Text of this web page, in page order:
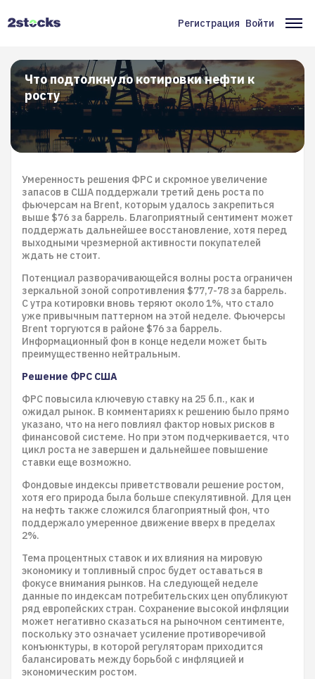
Меню
учётной
записи
пользователя
Регистрация Войти
Что подтолкнуло котировки нефти к
росту
Умеренность решения ФРС и скромное увеличение
запасов в США поддержали третий день роста по
фьючерсам на Brent, которым удалось закрепиться
выше $76 за баррель. Благоприятный сентимент может
поддержать дальнейшее восстановление, хотя перед
выходными чрезмерной активности покупателей
ждать не стоит.
Потенциал разворачивающейся волны роста ограничен
зеркальной зоной сопротивления $77,7-78 за баррель.
С утра котировки вновь теряют около 1%, что стало
уже привычным паттерном на этой неделе. Фьючерсы
Brent торгуются в районе $76 за баррель.
Информационный фон в конце недели может быть
преимущественно нейтральным.
Решение ФРС США
ФРС повысила ключевую ставку на 25 б.п., как и
ожидал рынок. В комментариях к решению было прямо
указано, что на него повлиял фактор новых рисков в
финансовой системе. Но при этом подчеркивается, что
цикл роста не завершен и дальнейшее повышение
ставки еще возможно.
Фондовые индексы приветствовали решение ростом,
хотя его природа была больше спекулятивной. Для цен
на нефть также сложился благоприятный фон, что
поддержало умеренное движение вверх в пределах
2%.
Тема процентных ставок и их влияния на мировую
экономику и топливный спрос будет оставаться в
фокусе внимания рынков. На следующей неделе
данные по индексам потребительских цен опубликуют
ряд европейских стран. Сохранение высокой инфляции
может негативно сказаться на рыночном сентименте,
поскольку это означает усиление противоречивой
конъюнктуры, в которой регуляторам приходится
балансировать между борьбой с инфляцией и
экономическим ростом.